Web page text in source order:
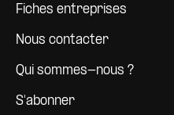
Fiches entreprises
Nous contacter
Qui sommes-nous ?
S'abonner